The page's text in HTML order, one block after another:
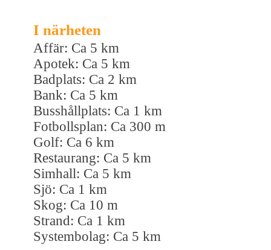
I närheten
Affär: Ca 5 km
Apotek: Ca 5 km
Badplats: Ca 2 km
Bank: Ca 5 km
Busshållplats: Ca 1 km
Fotbollsplan: Ca 300 m
Golf: Ca 6 km
Restaurang: Ca 5 km
Simhall: Ca 5 km
Sjö: Ca 1 km
Skog: Ca 10 m
Strand: Ca 1 km
Systembolag: Ca 5 km